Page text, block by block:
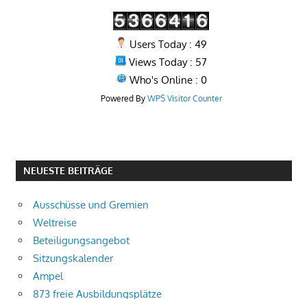
Users Today : 49
Views Today : 57
Who's Online : 0
Powered By WPS Visitor Counter
NEUESTE BEITRÄGE
Ausschüsse und Gremien
Weltreise
Beteiligungsangebot
Sitzungskalender
Ampel
873 freie Ausbildungsplätze